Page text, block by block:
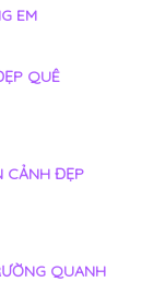
EM
QUÊ
CẢNH ĐẸP
QUANH